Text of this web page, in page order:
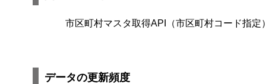
市区町村マスタ取得API（市区町村コード指定
データの更新頻度